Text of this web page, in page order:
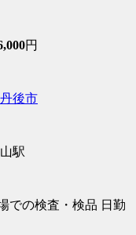
円
後市
駅
での検査・検品 日勤